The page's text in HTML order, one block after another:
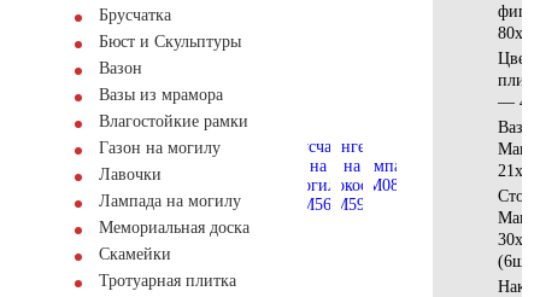
Брусчатка
Бюст и Скульптуры
Вазон
Вазы из мрамора
Влагостойкие рамки
Газон на могилу
Лавочки
Лампада на могилу
Мемориальная доска
Скамейки
Тротуарная плитка
—
Ваза
(6шт)